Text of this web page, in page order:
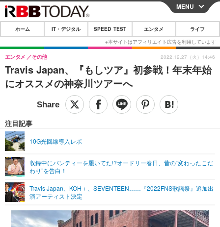
CLOSE
ホーム
IT・デジタル
IT・デジタルTOP スマートフォン
ショッピング その他
SPEED TEST
エンタメTOP 映画・ドラマ
グラビア
ショッピング その他
ライフTOP
その他
リリース一覧
プッシュ通知の停止方法
MENU
ホーム IT・デジタル SPEED TEST エンタメ ライフ
Travis Japan、『もしツア』初参戦！年末年始
にオススメの神奈川ツアーへ
エンタメ その他
注目記事
10G光回線導入レポ
収録中にパンティーを履いてた!?オードリー春日、昔の“変わったこだ
わり”を告白！
Travis Japan、KOH＋、SEVENTEEN……『2022FNS歌謡祭』追加出
演アーティスト決定
2022.12.27（火）14:46